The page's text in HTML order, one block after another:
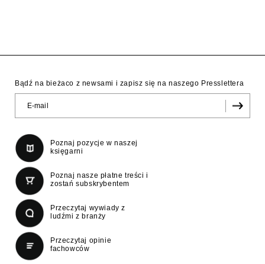
Bądź na bieżaco z newsami i zapisz się na naszego Presslettera
Poznaj pozycje w naszej
księgarni
Poznaj nasze płatne treści i
zostań subskrybentem
Przeczytaj wywiady z
ludźmi z branży
Przeczytaj opinie
fachowców